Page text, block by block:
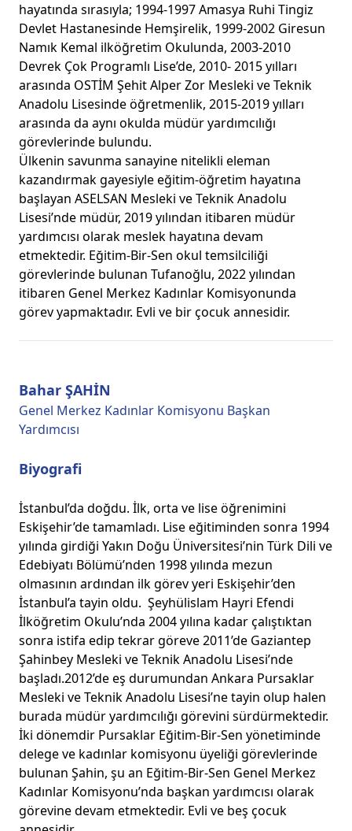
hayatında sırasıyla; 1994-1997 Amasya Ruhi Tingiz
Devlet Hastanesinde Hemşirelik, 1999-2002 Giresun
Namık Kemal ilköğretim Okulunda, 2003-2010
Devrek Çok Programlı Lise’de, 2010- 2015 yılları
arasında OSTİM Şehit Alper Zor Mesleki ve Teknik
Anadolu Lisesinde öğretmenlik, 2015-2019 yılları
arasında da aynı okulda müdür yardımcılığı
görevlerinde bulundu.
Ülkenin savunma sanayine nitelikli eleman
kazandırmak gayesiyle eğitim-öğretim hayatına
başlayan ASELSAN Mesleki ve Teknik Anadolu
Lisesi’nde müdür, 2019 yılından itibaren müdür
yardımcısı olarak meslek hayatına devam
etmektedir. Eğitim-Bir-Sen okul temsilciliği
görevlerinde bulunan Tufanoğlu, 2022 yılından
itibaren Genel Merkez Kadınlar Komisyonunda
görev yapmaktadır. Evli ve bir çocuk annesidir.
Bahar ŞAHİN
Genel Merkez Kadınlar Komisyonu Başkan
Yardımcısı
Biyografi
İstanbul’da doğdu. İlk, orta ve lise öğrenimini
Eskişehir’de tamamladı. Lise eğitiminden sonra 1994
yılında girdiği Yakın Doğu Üniversitesi’nin Türk Dili ve
Edebiyatı Bölümü’nden 1998 yılında mezun
olmasının ardından ilk görev yeri Eskişehir’den
İstanbul’a tayin oldu. Şeyhülislam Hayri Efendi
İlköğretim Okulu’nda 2004 yılına kadar çalıştıktan
sonra istifa edip tekrar göreve 2011’de Gaziantep
Şahinbey Mesleki ve Teknik Anadolu Lisesi’nde
başladı.2012’de eş durumundan Ankara Pursaklar
Mesleki ve Teknik Anadolu Lisesi’ne tayin olup halen
burada müdür yardımcılığı görevini sürdürmektedir.
İki dönemdir Pursaklar Eğitim-Bir-Sen yönetiminde
delege ve kadınlar komisyonu üyeliği görevlerinde
bulunan Şahin, şu an Eğitim-Bir-Sen Genel Merkez
Kadınlar Komisyonu’nda başkan yardımcısı olarak
görevine devam etmektedir. Evli ve beş çocuk